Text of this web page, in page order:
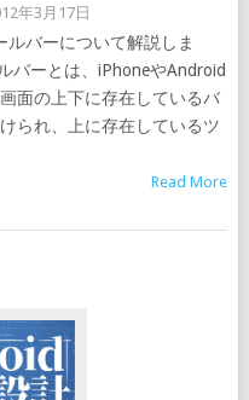
年3月17日
ルバーについて解説しま
バーとは、iPhoneやAndroid
面の上下に存在しているバ
られ、上に存在しているツ
Read More